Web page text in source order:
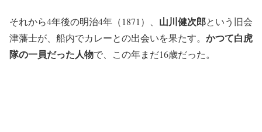
それから4年後の明治4年（1871）、 山川健次郎という旧会
津藩士が、船内でカレーとの出会いを果たす。 かつて白虎
隊の一員だった人物で、この年まだ16歳だった。